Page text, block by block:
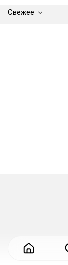
Свежее